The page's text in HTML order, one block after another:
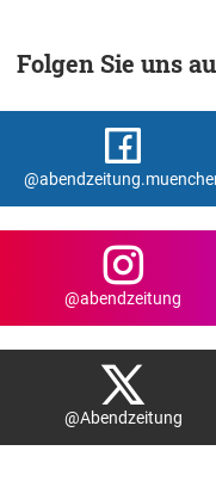
Folgen Sie uns
@abendzeitung
@Abendzeitung